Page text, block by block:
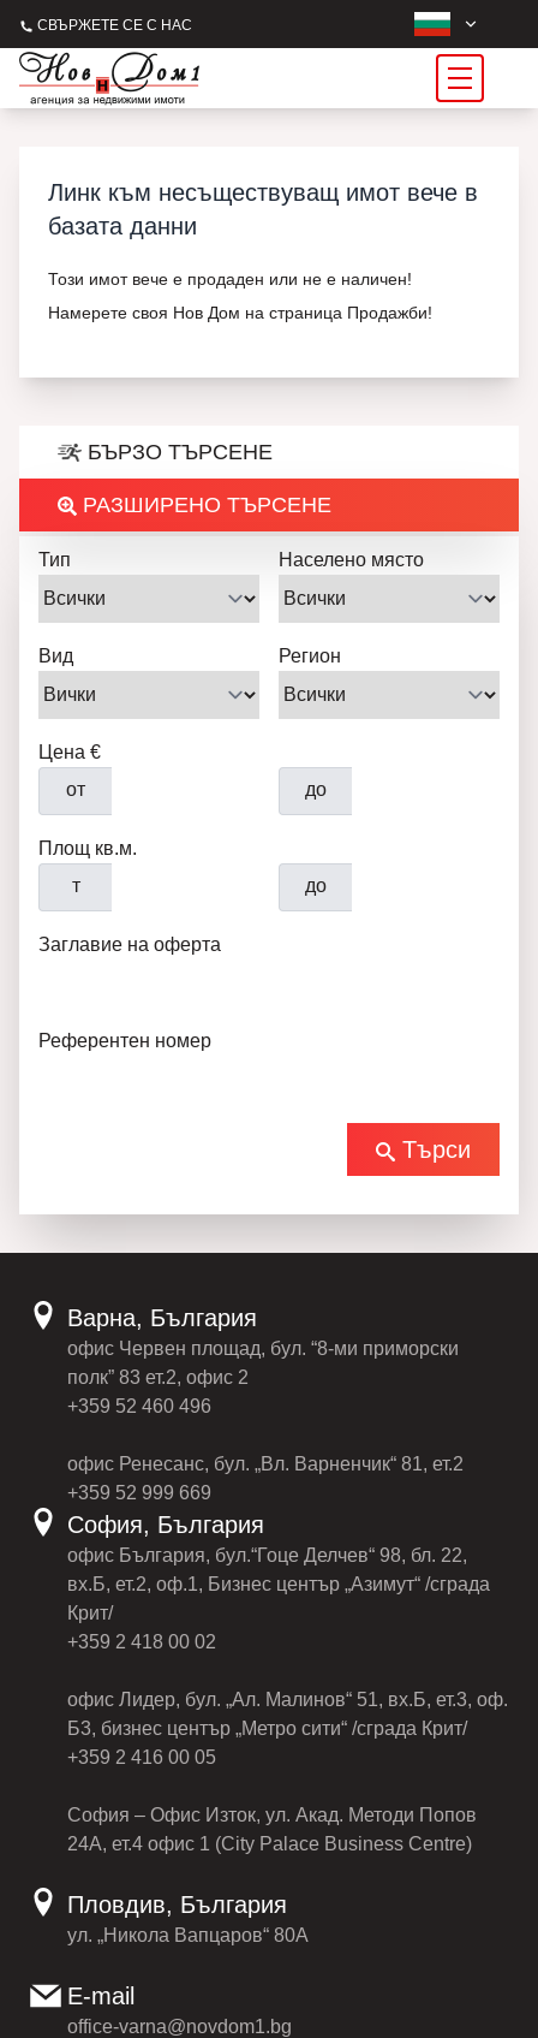
СВЪРЖЕТЕ СЕ С НАС
Линк към несъществуващ имот вече в
базата данни
Този имот вече е продаден или не е наличен!
Намерете своя Нов Дом на страница Продажби!
БЪРЗО ТЪРСЕНЕ
РАЗШИРЕНО ТЪРСЕНЕ
Тип Населено място
Вид Регион
Цена €
от
до
Площ кв.м.
т
до
Заглавие на оферта
Референтен номер
Търси
Варна, България
офис Червен площад, бул. “8-ми приморски
полк” 83 ет.2, офис 2
+359 52 460 496
офис Ренесанс, бул. „Вл. Варненчик“ 81, ет.2
+359 52 999 669
София, България
офис България, бул.“Гоце Делчев“ 98, бл. 22,
вх.Б, ет.2, оф.1, Бизнес център „Азимут“ /сграда
Крит/
+359 2 418 00 02
офис Лидер, бул. „Ал. Малинов“ 51, вх.Б, ет.3, оф.
Б3, бизнес център „Метро сити“ /сграда Крит/
+359 2 416 00 05
София – Офис Изток, ул. Акад. Методи Попов
24А, ет.4 офис 1 (City Palace Business Centre)
Пловдив, България
ул. „Никола Вапцаров“ 80А
E-mail
office-varna@novdom1.bg